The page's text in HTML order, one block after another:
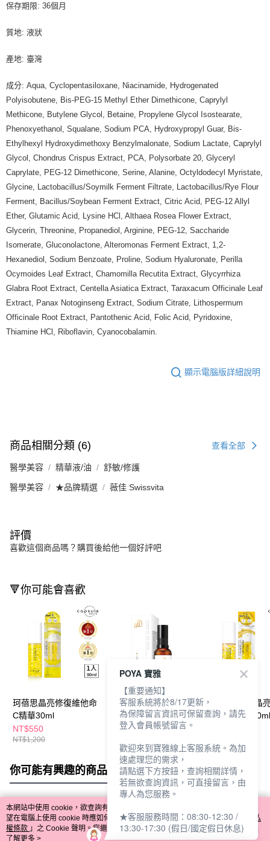
保存期限: 36個月
質地: 液狀
產地: 臺灣
成分: Aqua, Cyclopentasiloxane, Niacinamide, Hydrogenated
Polyisobutene, Bis-PEG-15 Methyl Ether Dimethicone, Caprylyl
Methicone, Butylene Glycol, Betaine, Propylene Glycol Isostearate,
Phenoxyethanol, Squalane, Sodium PCA, Hydroxypropyl Guar, Bis-
Ethylhexyl Hydroxydimethoxy Benzylmalonate, Sodium Lactate, Caprylyl
Glycol, Chondrus Crispus Extract, PCA, Polysorbate 20, Glyceryl
Caprylate, PEG-12 Dimethicone, Serine, Alanine, Octyldodecyl Myristate,
Glycine, Lactobacillus/Soymilk Ferment Filtrate, Lactobacillus/Rye Flour
Ferment, Bacillus/Soybean Ferment Extract, Citric Acid, PEG-12 Allyl
Ether, Glutamic Acid, Lysine HCl, Althaea Rosea Flower Extract,
Glycerin, Threonine, Propanediol, Arginine, PEG-12, Saccharide
Isomerate, Gluconolactone, Alteromonas Ferment Extract, 1,2-
Hexanediol, Sodium Benzoate, Proline, Sodium Hyaluronate, Perilla
Ocymoides Leaf Extract, Chamomilla Recutita Extract, Glycyrrhiza
Glabra Root Extract, Centella Asiatica Extract, Taraxacum Officinale Leaf
Extract, Panax Notoginseng Extract, Sodium Citrate, Lithospermum
Officinale Root Extract, Pantothenic Acid, Folic Acid, Pyridoxine,
Thiamine HCl, Riboflavin, Cyanocobalamin.
顯示電腦版詳細說明
商品相關分類 (6) 查看全部
醫學美容 精華液/油 舒敏/修護
醫學美容 ★品牌精選 薇佳 Swissvita
評價
喜歡這個商品嗎？購買後給他一個好評吧
🔻你可能會喜歡
珂蓓思晶亮修復維他命
C精華30ml
NT$550
NT$1,200
BB10%維他命B5彈潤
修復精華30ml
NT$365
珂蓓思高濃度晶
維他命C精華30ml
你可能有興趣的商品 全站排行
熱門標籤
本網站中使用 cookie，欲查詢有關本網站使用 cookie 方式之詳情，及若您不希
望在電腦上使用 cookie 時應如何變更電腦的 cookie 設定，請參閱本網站「
隱私
權條款 」之 Cookie 聲明。您繼續使用本網站即表示您同意本公司得按本網站使
用條款之 Cookie 聲明使用 cookie。
了解更多 >
POYA 寶雅
【重要通知】
客服系統將於8/17更新，
為保障留言資訊可保留查詢，請先
登入會員帳號留言。
歡迎來到寶雅線上客服系統。為加
速處理您的需求，
請點選下方按鈕，查詢相關詳情，
若無欲查詢資訊，可直接留言，由
專人為您服務。
★客服服務時間：08:30-12:30 /
13:30-17:30 (假日/國定假日休息)